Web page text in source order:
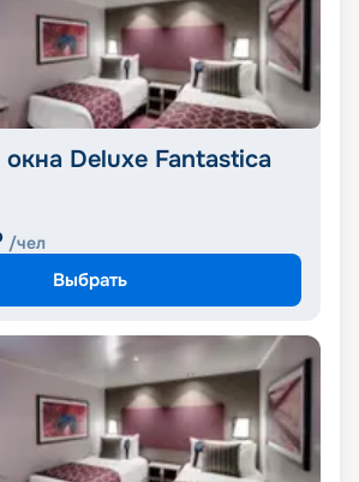
Deluxe Fantastica
/чел
Выбрать